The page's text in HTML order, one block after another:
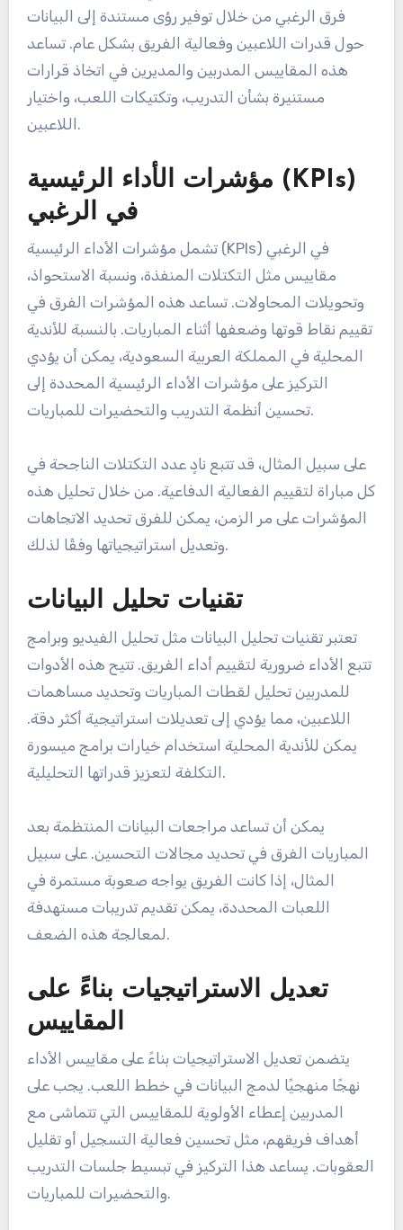
فرق الرغبي من خلال توفير رؤى مستندة إلى البيانات
حول قدرات اللاعبين وفعالية الفريق بشكل عام. تساعد
هذه المقاييس المدربين والمديرين في اتخاذ قرارات
مستنيرة بشأن التدريب، وتكتيكات اللعب، واختيار
اللاعبين.
مؤشرات الأداء الرئيسية (KPIs)
في الرغبي
تشمل مؤشرات الأداء الرئيسية (KPIs) في الرغبي
مقاييس مثل التكتلات المنفذة، ونسبة الاستحواذ،
وتحويلات المحاولات. تساعد هذه المؤشرات الفرق في
تقييم نقاط قوتها وضعفها أثناء المباريات. بالنسبة للأندية
المحلية في المملكة العربية السعودية، يمكن أن يؤدي
التركيز على مؤشرات الأداء الرئيسية المحددة إلى
تحسين أنظمة التدريب والتحضيرات للمباريات.
على سبيل المثال، قد تتبع نادٍ عدد التكتلات الناجحة في
كل مباراة لتقييم الفعالية الدفاعية. من خلال تحليل هذه
المؤشرات على مر الزمن، يمكن للفرق تحديد الاتجاهات
وتعديل استراتيجياتها وفقًا لذلك.
تقنيات تحليل البيانات
تعتبر تقنيات تحليل البيانات مثل تحليل الفيديو وبرامج
تتبع الأداء ضرورية لتقييم أداء الفريق. تتيح هذه الأدوات
للمدربين تحليل لقطات المباريات وتحديد مساهمات
اللاعبين، مما يؤدي إلى تعديلات استراتيجية أكثر دقة.
يمكن للأندية المحلية استخدام خيارات برامج ميسورة
التكلفة لتعزيز قدراتها التحليلية.
يمكن أن تساعد مراجعات البيانات المنتظمة بعد
المباريات الفرق في تحديد مجالات التحسين. على سبيل
المثال، إذا كانت الفريق يواجه صعوبة مستمرة في
اللعبات المحددة، يمكن تقديم تدريبات مستهدفة
لمعالجة هذه الضعف.
تعديل الاستراتيجيات بناءً على
المقاييس
يتضمن تعديل الاستراتيجيات بناءً على مقاييس الأداء
نهجًا منهجيًا لدمج البيانات في خطط اللعب. يجب على
المدربين إعطاء الأولوية للمقاييس التي تتماشى مع
أهداف فريقهم، مثل تحسين فعالية التسجيل أو تقليل
العقوبات. يساعد هذا التركيز في تبسيط جلسات التدريب
والتحضيرات للمباريات.